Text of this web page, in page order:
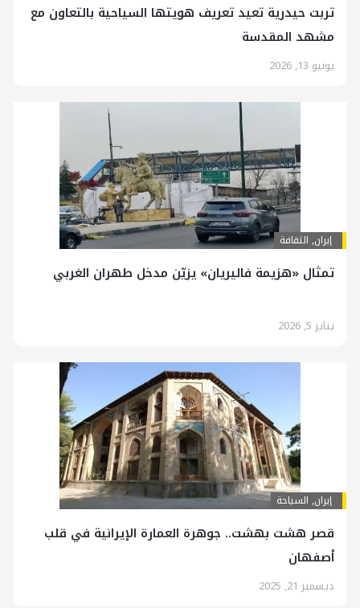
تربت حيدرية تعيد تعريف هويتها السياحية بالتعاون مع
مشهد المقدسة
يونيو 13, 2026
إيران, الثقافة
تمثال «هزيمة فاليريان» يزيّن مدخل طهران الغربي
يناير 5, 2026
إيران, السياحة
قصر هشت بهشت.. جوهرة العمارة الإيرانية في قلب
أصفهان
ديسمبر 21, 2025